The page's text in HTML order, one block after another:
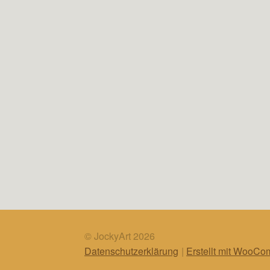
© JockyArt 2026
Datenschutzerklärung
Erstellt mit